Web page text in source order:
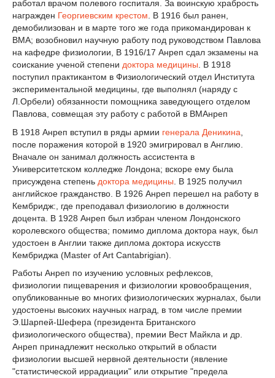
работал врачом полевого госпиталя. За воинскую храбрость
награжден Георгиевским крестом . В 1916 был ранен,
демобилизован и в марте того же года прикомандирован к
ВМА; возобновил научную работу под руководством Павлова
на кафедре физиологии, В 1916/17 Анреп сдал экзамены на
соискание ученой степени доктора медицины . В 1918
поступил практикантом в Физиологический отдел Института
экспериментальной медицины, где выполнял (наряду с
Л.Орбели) обязанности помощника заведующего отделом
Павлова, совмещая эту работу с работой в ВМАнреп
В 1918 Анреп вступил в ряды армии генерала Деникина
после поражения которой в 1920 эмигрировал в Англию.
Вначале он занимал должность ассистента в
Университетском колледже Лондона; вскоре ему была
присуждена степень доктора медицины . В 1925 получил
английское гражданство. В 1926 Анреп перешел на работу в
Кембридж:, где преподавал физиологию в должности
доцента. В 1928 Анреп был избран членом Лондонского
королевского общества; помимо диплома доктора наук, был
удостоен в Англии также диплома доктора искусств
Кембриджа (Master of Art Cantabrigian).
Работы Анреп по изучению условных рефлексов,
физиологии пищеварения и физиологии кровообращения,
опубликованные во многих физиологических журналах, были
удостоены высоких научных наград, в том числе премии
Э.Шарпей-Шефера (президента Британского
физиологического общества), премии Вест Майкла и др.
Анреп принадлежит несколько открытий в области
физиологии высшей нервной деятельности (явление
"статистической иррадиации" или открытие "предела